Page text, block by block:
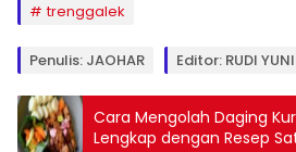
trenggalek
Penulis: JAOHAR Editor: RUDI YUNI
Cara Mengolah Daging
Lengkap dengan Resep